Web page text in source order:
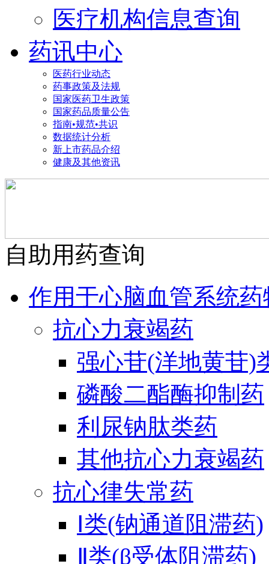
医疗机构信息查询
药讯中心
医药行业动态
药事政策及法规
国家医药卫生政策
国家药品质量公告
指南•规范•共识
数据统计分析
新上市药品介绍
健康及其他资讯
自助用药查询
作用于心脑血管系统药
抗心力衰竭药
强心苷(洋地黄苷)
磷酸二酯酶抑制药
利尿钠肽类药
其他抗心力衰竭药
抗心律失常药
Ⅰ类(钠通道阻滞药)
Ⅱ类(β受体阻滞药)